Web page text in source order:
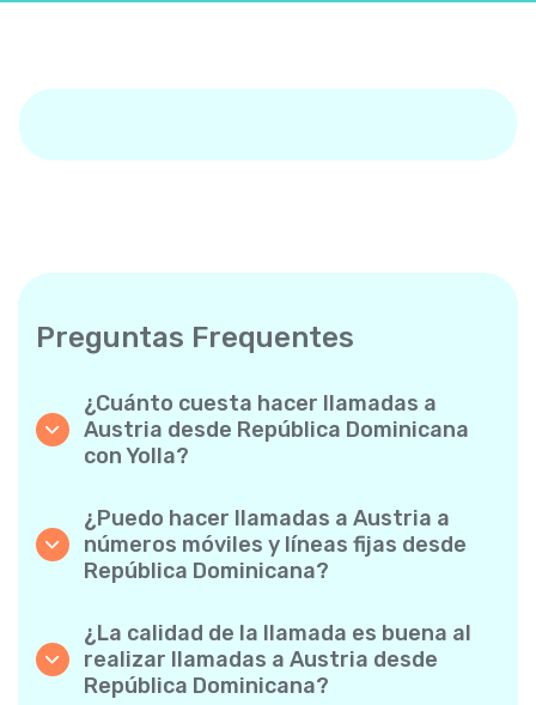
Preguntas Frequentes
¿Cuánto cuesta hacer llamadas a
Austria desde República Dominicana
con Yolla?
para llamadas a Austria. Simplemente
consulta las tarifas más recientes en la app:
sin cargos ocultos, sin sorpresas.
¿Puedo hacer llamadas a Austria a
números móviles y líneas fijas desde
República Dominicana?
móviles como a líneas fijas a Austria con
facilidad.
¿La calidad de la llamada es buena al
realizar llamadas a Austria desde
República Dominicana?